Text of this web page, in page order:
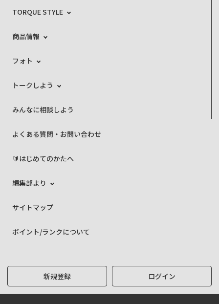
TORQUE STYLE
商品情報
フォト
トークしよう
みんなに相談しよう
よくある質問・お問い合わせ
🔰はじめてのかたへ
編集部より
サイトマップ
ポイント/ランクについて
新規登録 ログイン